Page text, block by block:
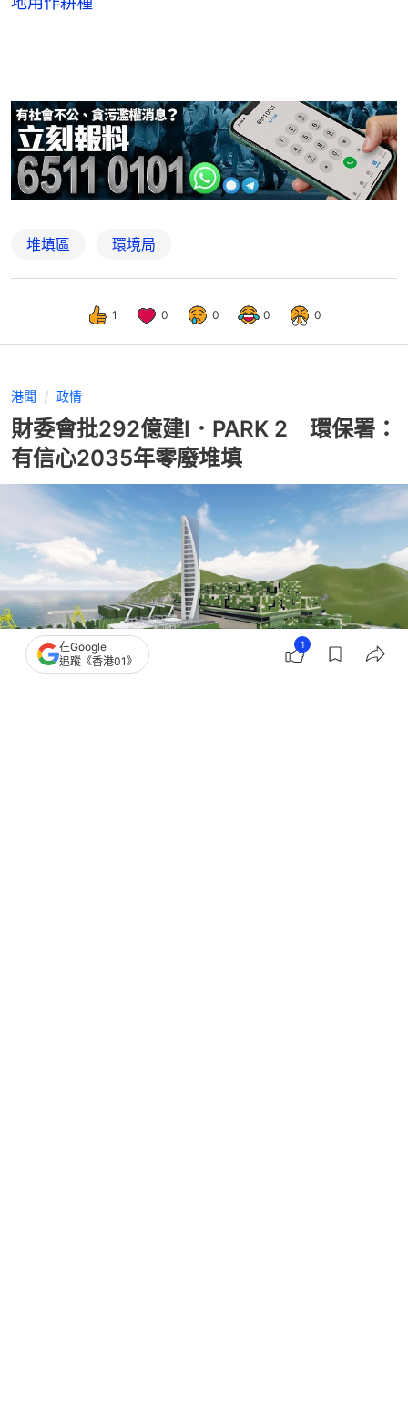
堆填區 環境局
1 0 0 0 0
港聞 政情
財委會批292億建I．PARK 2 環保署：
有信心2035年零廢堆填
在Google
追蹤《香港01》
1